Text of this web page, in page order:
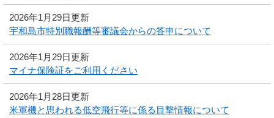
2026年1月29日更新
宇和島市特別職報酬等審議会からの答申について
2026年1月29日更新
マイナ保険証をご利用ください
2026年1月28日更新
米軍機と思われる低空飛行等に係る目撃情報について